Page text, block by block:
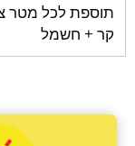
תוספת לכל מטר
קר + חשמל